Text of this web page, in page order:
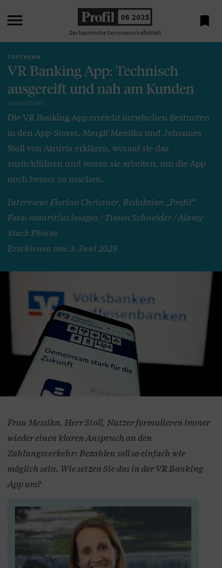
 06 2025
Das bayerische Genossenschaftsblatt

TOPTHEMA
VR Banking App: Technisch
ausgereift und nah am Kunden
Die VR Banking App erreicht inzwischen Bestnoten
in den App-Stores. Margit Messika und Johannes
Stoll von Atruvia erklären, worauf sie das
zurückführen und woran sie arbeiten, um die App
noch besser zu machen.
Interview: Florian Christner, Redaktion „Profil“
Foto: mauritius images / Timon Schneider / Alamy
Stock Photos
Erschienen am: 3. Juni 2025
Frau Messika, Herr Stoll, Nutzer formulieren immer
wieder einen klaren Anspruch an den
Zahlungsverkehr: Bezahlen soll so einfach wie
möglich sein. Wie setzen Sie das in der VR Banking
App um?